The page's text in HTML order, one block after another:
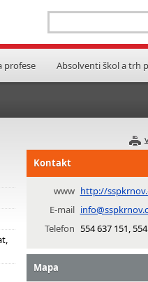
profese Absolventi škol a trh
Kontakt
www http://
E-mail
Telefon 554 637 151,
Mapa